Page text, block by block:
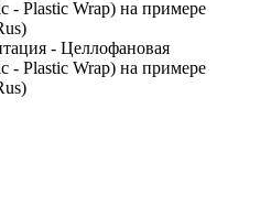
- Целлофановая
- Plastic Wrap) на примере